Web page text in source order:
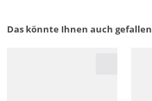
Das könnte Ihnen auch gefallen